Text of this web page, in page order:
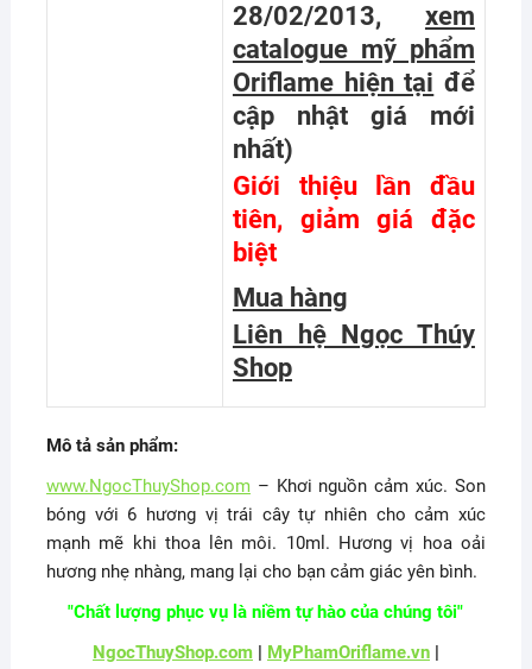
28/02/2013, xem
catalogue mỹ phẩm
Oriflame hiện tại để
cập nhật giá mới
nhất)
Giới thiệu lần đầu
tiên, giảm giá đặc
biệt
Mua hàng
Liên hệ Ngọc Thúy
Shop
Mô tả sản phẩm:
www.NgocThuyShop.com– Khơi nguồn cảm xúc. Son
bóng với 6 hương vị trái cây tự nhiên cho cảm xúc
mạnh mẽ khi thoa lên môi. 10ml. Hương vị hoa oải
hương nhẹ nhàng, mang lại cho bạn cảm giác yên bình.
"Chất lượng phục vụ là niềm tự hào của chúng tôi"
NgocThuyShop.com| MyPhamOriflame.vn|